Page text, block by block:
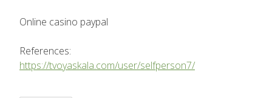
Online casino paypal
References:
https://tvoyaskala.com/user/selfperson7/